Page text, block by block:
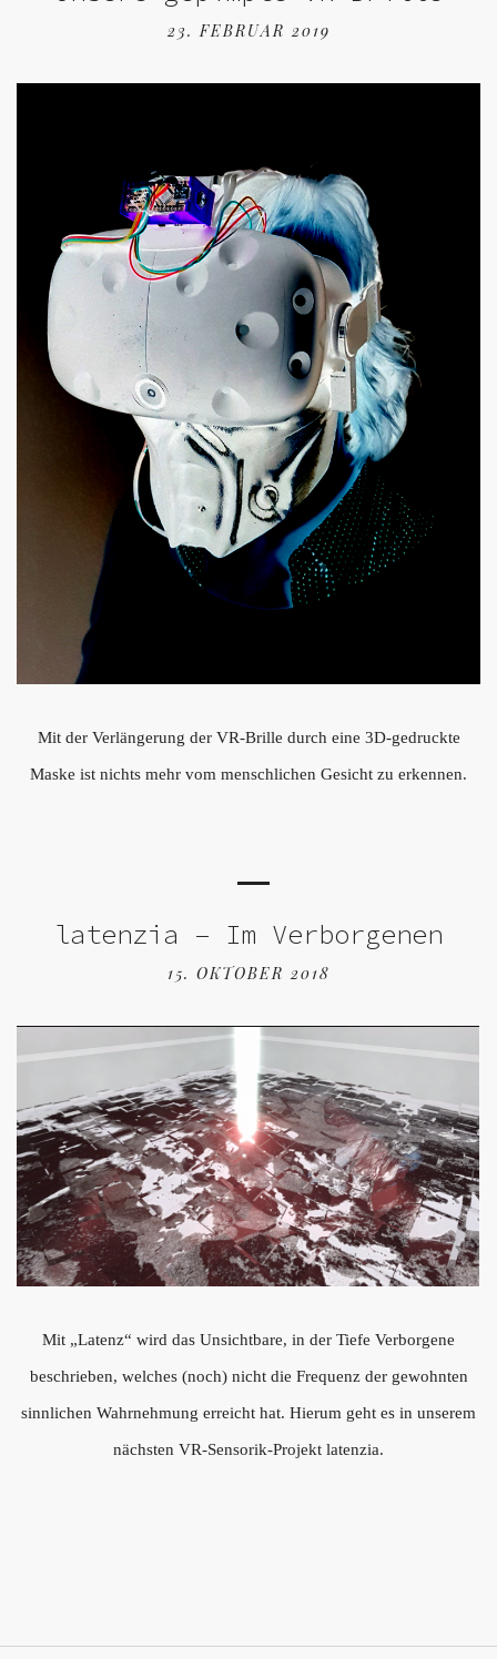
23. FEBRUAR 2019
Mit der Verlängerung der VR-Brille durch eine 3D-gedruckte
Maske ist nichts mehr vom menschlichen Gesicht zu erkennen.
latenzia – Im Verborgenen
15. OKTOBER 2018
Mit „Latenz“ wird das Unsichtbare, in der Tiefe Verborgene
beschrieben, welches (noch) nicht die Frequenz der gewohnten
sinnlichen Wahrnehmung erreicht hat. Hierum geht es in unserem
nächsten VR-Sensorik-Projekt latenzia.